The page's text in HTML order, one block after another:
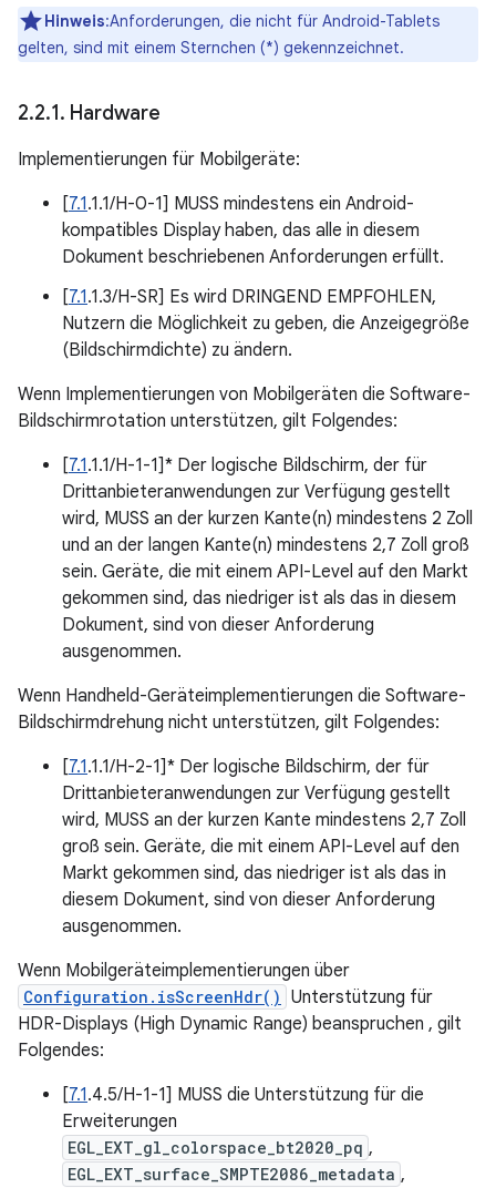
Hinweis:Anforderungen, die nicht für Android-Tablets
gelten, sind mit einem Sternchen (*) gekennzeichnet.
2.2.1. Hardware
Implementierungen für Mobilgeräte:
[7.1.1.1/H-0-1] MUSS mindestens ein Android-
kompatibles Display haben, das alle in diesem
Dokument beschriebenen Anforderungen erfüllt.
[7.1.1.3/H-SR] Es wird DRINGEND EMPFOHLEN,
Nutzern die Möglichkeit zu geben, die Anzeigegröße
(Bildschirmdichte) zu ändern.
Wenn Implementierungen von Mobilgeräten die Software-
Bildschirmrotation unterstützen, gilt Folgendes:
[7.1.1.1/H-1-1]* Der logische Bildschirm, der für
Drittanbieteranwendungen zur Verfügung gestellt
wird, MUSS an der kurzen Kante(n) mindestens 2 Zoll
und an der langen Kante(n) mindestens 2,7 Zoll groß
sein. Geräte, die mit einem API-Level auf den Markt
gekommen sind, das niedriger ist als das in diesem
Dokument, sind von dieser Anforderung
ausgenommen.
Wenn Handheld-Geräteimplementierungen die Software-
Bildschirmdrehung nicht unterstützen, gilt Folgendes:
[7.1.1.1/H-2-1]* Der logische Bildschirm, der für
Drittanbieteranwendungen zur Verfügung gestellt
wird, MUSS an der kurzen Kante mindestens 2,7 Zoll
groß sein. Geräte, die mit einem API-Level auf den
Markt gekommen sind, das niedriger ist als das in
diesem Dokument, sind von dieser Anforderung
ausgenommen.
Wenn Mobilgeräteimplementierungen über
Configuration.isScreenHdr() Unterstützung für
HDR-Displays (High Dynamic Range) beanspruchen , gilt
Folgendes:
[7.1.4.5/H-1-1] MUSS die Unterstützung für die
Erweiterungen
EGL_EXT_gl_colorspace_bt2020_pq ,
EGL_EXT_surface_SMPTE2086_metadata ,